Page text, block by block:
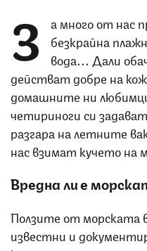
З
а много от нас
безкрайна
вода... Дали
действат добре на
домашните ни
четириноги си
разгара на летните
нас взимат кучето на
Вредна ли е
Ползите от морската
известни и